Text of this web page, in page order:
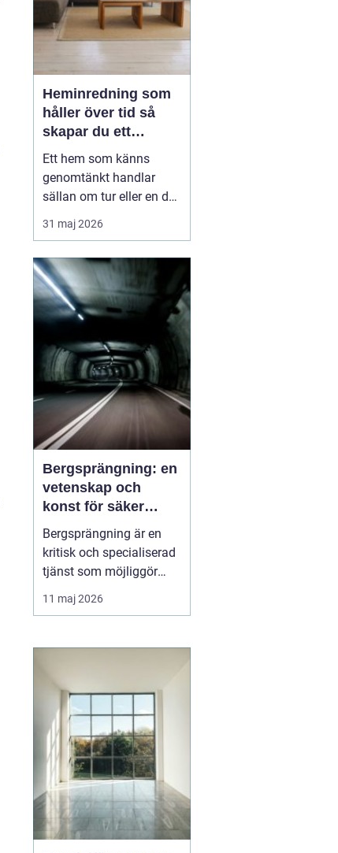
Heminredning som
håller över tid så
skapar du ett
medvetet hem
Ett hem som känns
genomtänkt handlar
sällan om tur eller en dyr
soffgrupp. Det handlar
om att förstå
detaljer och låta varje
rum få en tydlig roll. När
färger, textilier, ljus och...
31 maj 2026
Bergsprängning: en
vetenskap och
konst för säker
konstruktion i
stockholm
Bergsprängning är en
kritisk och specialiserad
tjänst som möjliggör
stadsutveckling och
infrastrukturella
använda kontrollerade
byggföretag skapa
utrymme för allt från ...
11 maj 2026